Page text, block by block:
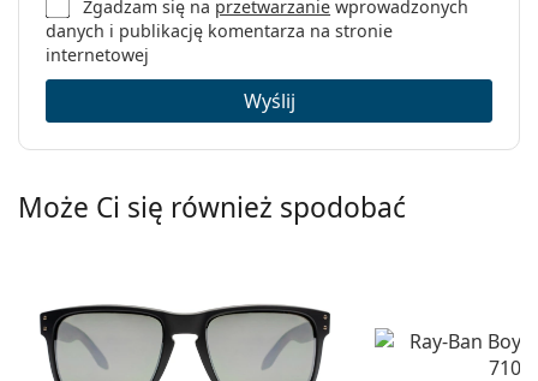
Zgadzam się na przetwarzanie wprowadzonych
danych i publikację komentarza na stronie
internetowej
Wyślij
Może Ci się również spodobać